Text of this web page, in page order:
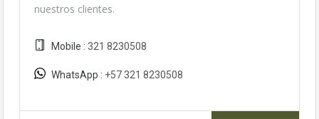
nuestros clientes.
Mobile : 321 8230508
WhatsApp : +57 321 8230508